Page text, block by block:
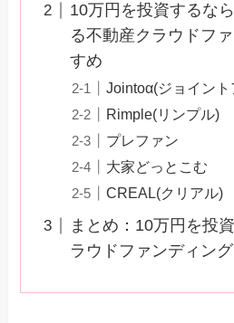
10万円を投資するな
る不動産クラウドフ
すめ
Jointoα(ジョイン
Rimple(リンプル)
プレファン
大家どっとこむ
CREAL(クリアル)
まとめ：10万円を投
ラウドファンディング